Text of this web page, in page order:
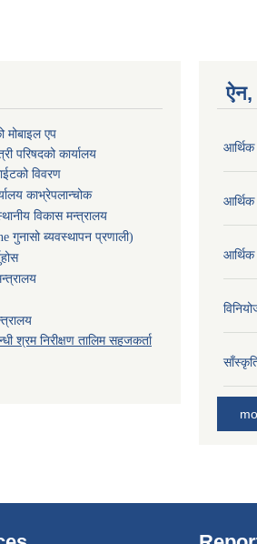
मोबाइल एप
परिषदको कार्यालय
विवरण
काभ्रेपलान्चोक
विकास मन्त्रालय
गुनासो ब्यवस्थापन प्रणाली)
श्रम निरीक्षण तालिम सहजकर्ता
ऐन,